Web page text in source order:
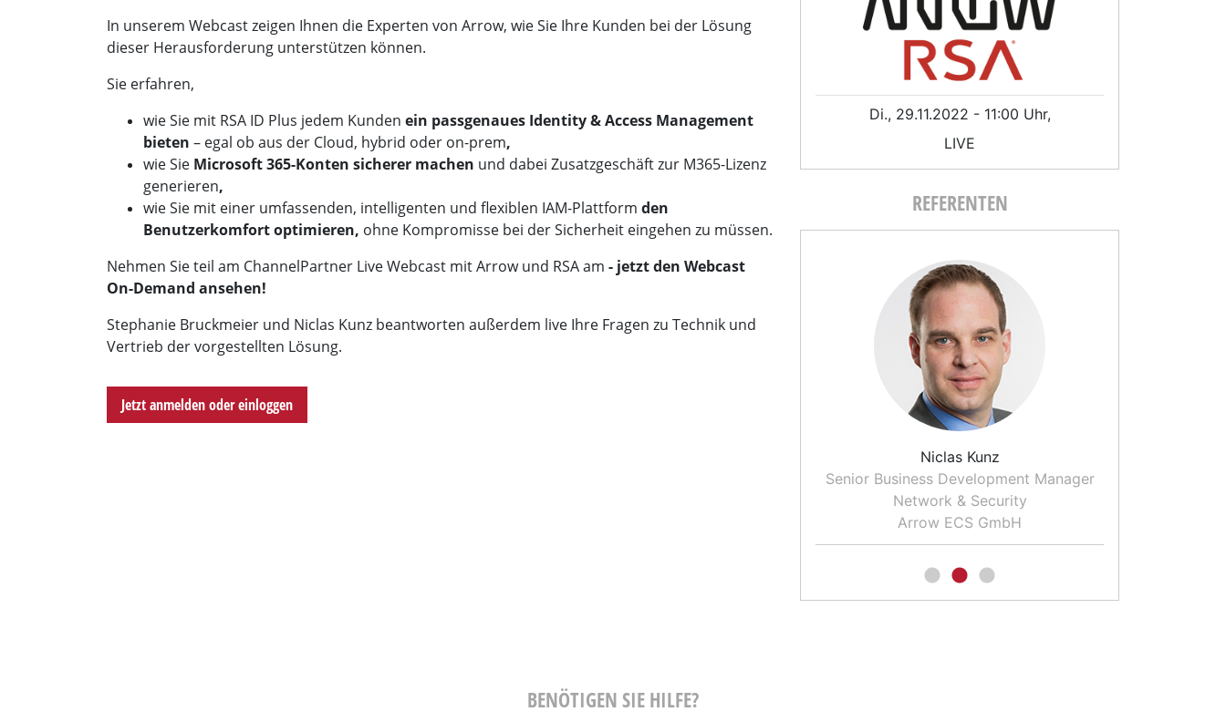
In unserem Webcast zeigen Ihnen die Experten von Arrow, wie Sie Ihre Kunden bei der Lösung
dieser Herausforderung unterstützen können.
Sie erfahren,
wie Sie mit RSA ID Plus jedem Kunden ein passgenaues Identity & Access Management
bieten – egal ob aus der Cloud, hybrid oder on-prem,
wie Sie Microsoft 365-Konten sicherer machen und dabei Zusatzgeschäft zur M365-Lizenz
generieren,
wie Sie mit einer umfassenden, intelligenten und flexiblen IAM-Plattform den
Benutzerkomfort optimieren, ohne Kompromisse bei der Sicherheit eingehen zu müssen.
Nehmen Sie teil am ChannelPartner Live Webcast mit Arrow und RSA am - jetzt den Webcast
On-Demand ansehen!
Stephanie Bruckmeier und Niclas Kunz beantworten außerdem live Ihre Fragen zu Technik und
Vertrieb der vorgestellten Lösung.
Jetzt anmelden oder einloggen
Di., 29.11.2022 - 11:00 Uhr,
LIVE
REFERENTEN
Niclas Kunz
Senior Business Development Manager
Network & Security
Arrow ECS GmbH
BENÖTIGEN SIE HILFE?